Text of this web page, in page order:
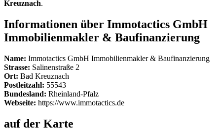
Kreuznach.
Informationen über Immotactics GmbH
Immobilienmakler & Baufinanzierung
Name: Immotactics GmbH Immobilienmakler & Baufinanzierung
Strasse: Salinenstraße 2
Ort: Bad Kreuznach
Postleitzahl: 55543
Bundesland: Rheinland-Pfalz
Webseite: https://www.immotactics.de
auf der Karte